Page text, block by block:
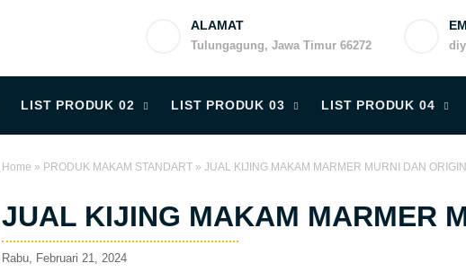
ALAMAT
Tulungagung, Jawa Timur 66272
LIST PRODUK 02 LIST PRODUK 03 LIST PRODUK 04
Home » PRODUK MAKAM STANDART» JUAL KIJING MAKAM MARMER MURNI DAN
JUAL KIJING MAKAM MARMER
Rabu, Februari 21, 2024